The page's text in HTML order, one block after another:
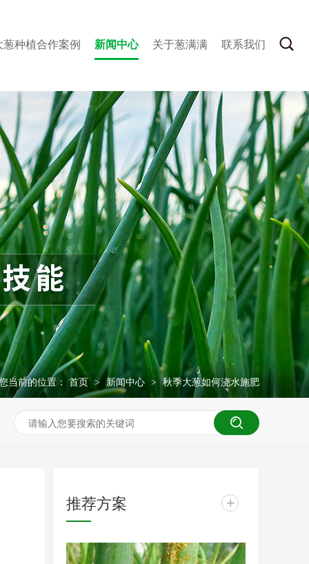
葱种植合作案例 新闻中心 关于葱满满 联系我们
当前的位置： 首页 > 新闻中心 > 秋季大葱如何浇水施肥
推荐方案 +